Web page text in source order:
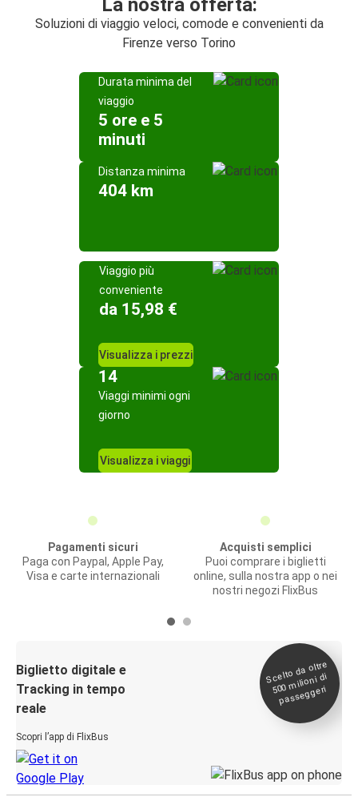
La nostra offerta:
Soluzioni di viaggio veloci, comode e convenienti da
Firenze verso Torino
Durata minima del
viaggio
5 ore e 5
minuti
Distanza minima
404 km
Viaggio più
conveniente
da 15,98 €
Visualizza i prezzi
14
Viaggi minimi ogni
giorno
Visualizza i viaggi
Pagamenti sicuri
Paga con Paypal, Apple Pay,
Visa e carte internazionali
Acquisti semplici
Puoi comprare i biglietti
online, sulla nostra app o nei
nostri negozi FlixBus
Biglietto digitale e
Tracking in tempo
reale
Scopri l’app di FlixBus
Scelto da oltre
500
milioni di
passeggeri